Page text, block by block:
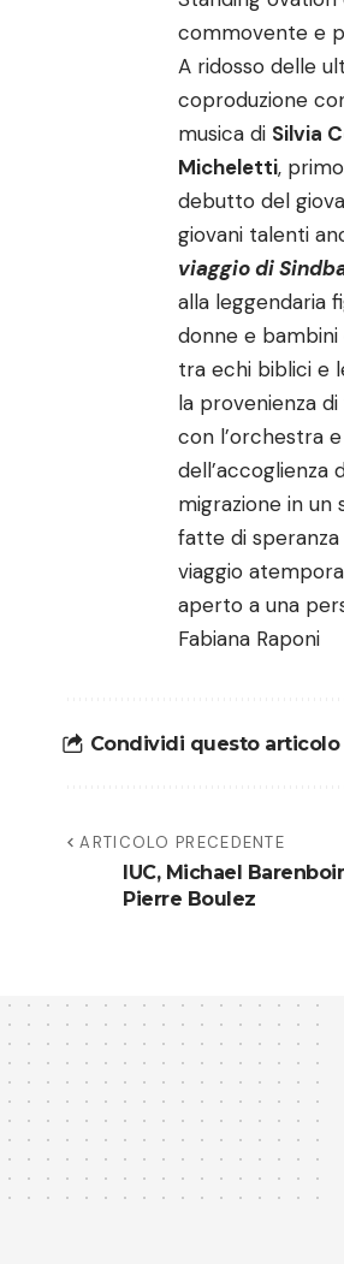
commovente e
A ridosso delle
coproduzione
musica di Silvia
Micheletti,
debutto del
giovani talenti
viaggio di
alla leggendaria
donne e
tra echi biblici e
la provenienza
con l’orchestra
dell’accoglienza
migrazione in
fatte di speranza
viaggio
aperto a una
Fabiana Raponi
Condividi questo articolo
ARTICOLO PRECEDENTE
IUC, Michael
Pierre Boulez